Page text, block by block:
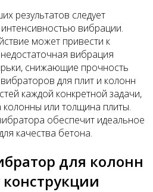
результатов следует
вибрации.
может привести к
вибрация
снижающие прочность
для плит и колонн
каждой конкретной задачи,
или толщина плиты.
обеспечит идеальное
качества бетона.
для колонн